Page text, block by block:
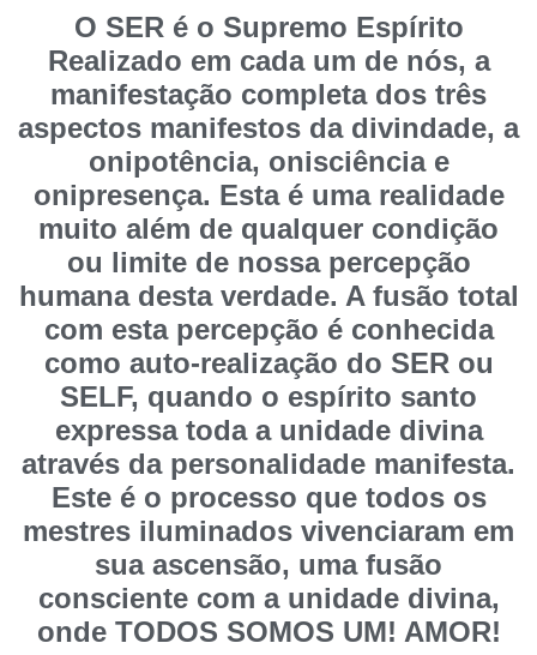
O SER é o Supremo Espírito
Realizado em cada um de nós, a
manifestação completa dos três
aspectos manifestos da divindade, a
onipotência, onisciência e
onipresença. Esta é uma realidade
muito além de qualquer condição
ou limite de nossa percepção
humana desta verdade. A fusão total
com esta percepção é conhecida
como auto-realização do SER ou
SELF, quando o espírito santo
expressa toda a unidade divina
através da personalidade manifesta.
Este é o processo que todos os
mestres iluminados vivenciaram em
sua ascensão, uma fusão
consciente com a unidade divina,
onde TODOS SOMOS UM! AMOR!